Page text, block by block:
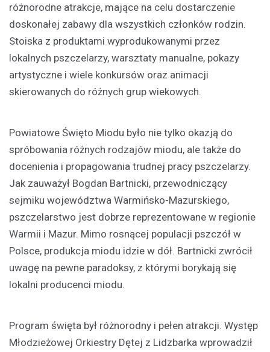
różnorodne atrakcje, mające na celu dostarczenie
doskonałej zabawy dla wszystkich członków rodzin.
Stoiska z produktami wyprodukowanymi przez
lokalnych pszczelarzy, warsztaty manualne, pokazy
artystyczne i wiele konkursów oraz animacji
skierowanych do różnych grup wiekowych.
Powiatowe Święto Miodu było nie tylko okazją do
spróbowania różnych rodzajów miodu, ale także do
docenienia i propagowania trudnej pracy pszczelarzy.
Jak zauważył Bogdan Bartnicki, przewodniczący
sejmiku województwa Warmińsko-Mazurskiego,
pszczelarstwo jest dobrze reprezentowane w regionie
Warmii i Mazur. Mimo rosnącej populacji pszczół w
Polsce, produkcja miodu idzie w dół. Bartnicki zwrócił
uwagę na pewne paradoksy, z którymi borykają się
lokalni producenci miodu.
Program święta był różnorodny i pełen atrakcji. Występ
Młodzieżowej Orkiestry Dętej z Lidzbarka wprowadził